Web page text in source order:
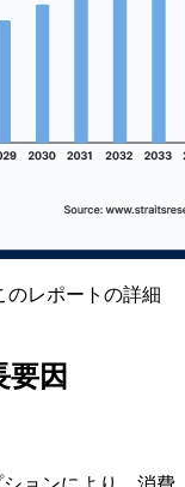
のレポートの詳細
因